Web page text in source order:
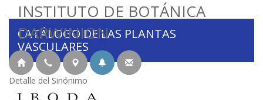
INSTITUTO DE BOTÁNICA
DARWINION
CATÁLOGO DE LAS PLANTAS
VASCULARES
Detalle del Sinónimo